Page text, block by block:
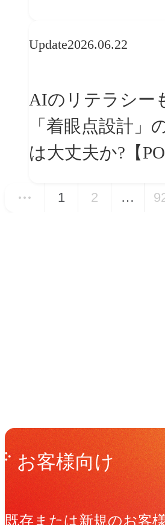
Update2026.06.22
AIのリテラシー
「着眼点設計」
は大丈夫か?【
に学ぶプランニ
1 2 …
Get in Touchお
お客様向け
既存または新規のお客